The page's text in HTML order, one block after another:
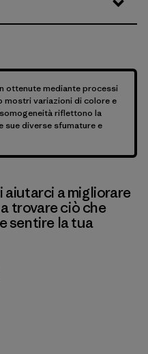
ottenute mediante processi
mostri variazioni di colore e
riflettono la
sue diverse sfumature e
aiutarci a migliorare
trovare ciò che
sentire la tua